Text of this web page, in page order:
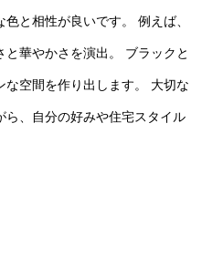
と相性が良いです。 例えば、
華やかさを演出。 ブラックと
空間を作り出します。 大切な
、自分の好みや住宅スタイル